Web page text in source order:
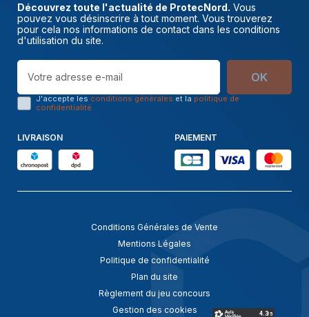
Découvrez toute l'actualité de ProtecNord. Vous
pouvez vous désinscrire à tout moment. Vous trouverez
pour cela nos informations de contact dans les conditions
d'utilisation du site.
OK
J'accepte les conditions générales et la politique de
confidentialité
LIVRAISON PAIEMENT
Conditions Générales de Vente
Mentions Légales
Politique de confidentialité
Plan du site
Règlement du jeu concours
Gestion des cookies